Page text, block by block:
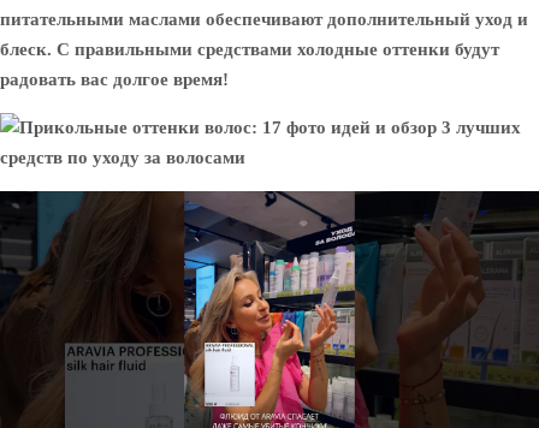
питательными маслами обеспечивают дополнительный уход и
блеск. С правильными средствами холодные оттенки будут
радовать вас долгое время!